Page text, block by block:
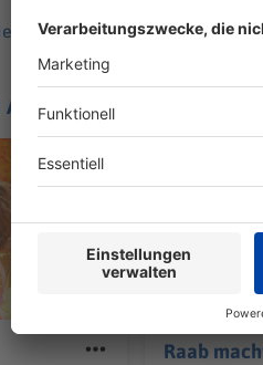
York Times» gilt der
INTERESSIEREN
Raab